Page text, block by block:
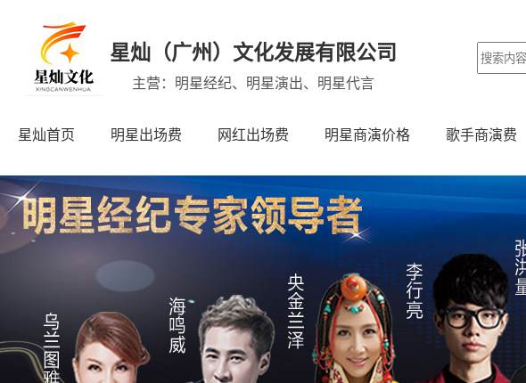
星灿（广州）文化发展有限公司
主营：明星经纪、明星演出、明星代言
星灿首页 明星出场费 网红出场费 明星商演价格 歌手商演费